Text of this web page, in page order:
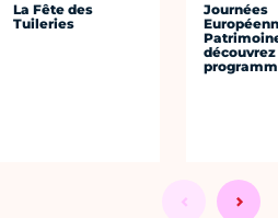
La Fête des
Tuileries
Journées